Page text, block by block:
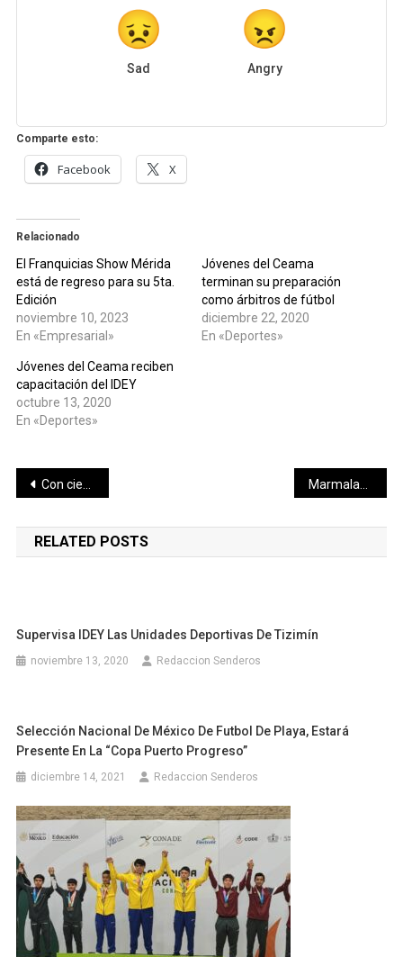
Sad Angry
Comparte esto:
Facebook X
Relacionado
El Franquicias Show Mérida
está de regreso para su 5ta.
Edición
noviembre 10, 2023
En «Empresarial»
Jóvenes del Ceama
terminan su preparación
como árbitros de fútbol
diciembre 22, 2020
En «Deportes»
Jóvenes del Ceama reciben
capacitación del IDEY
octubre 13, 2020
En «Deportes»
Navegación
de
entradas
Con ciencia y tecnología, IYEM busca soluciones a problemas sociales
RELATED POSTS
Supervisa IDEY Las Unidades Deportivas De Tizimín
noviembre 13, 2020 Redaccion Senderos
Selección Nacional De México De Futbol De Playa, Estará
Presente En La “Copa Puerto Progreso”
diciembre 14, 2021 Redaccion Senderos